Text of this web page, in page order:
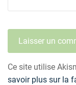
Ce site utilise
savoir plus sur la